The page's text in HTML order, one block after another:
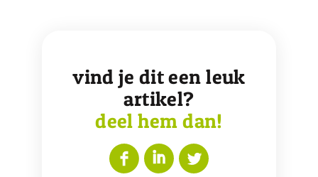
vind je dit een leuk
artikel?
deel hem dan!